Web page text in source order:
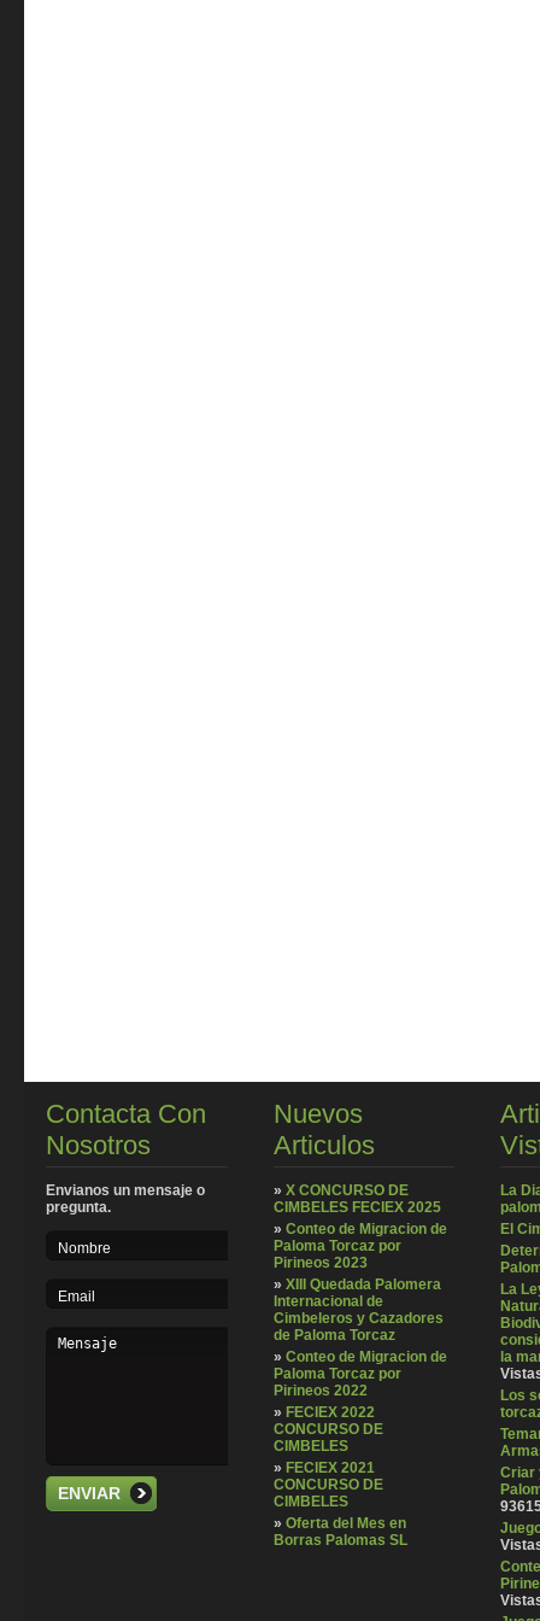
Contacta Con
Nosotros
Envianos un mensaje o
pregunta.
ENVIAR
Nuevos
Articulos
» X CONCURSO DE
CIMBELES FECIEX 2025
» Conteo de Migracion de
Paloma Torcaz por
Pirineos 2023
» XIII Quedada Palomera
Internacional de
Cimbeleros y Cazadores
de Paloma Torcaz
» Conteo de Migracion de
Paloma Torcaz por
Pirineos 2022
» FECIEX 2022
CONCURSO DE
CIMBELES
» FECIEX 2021
CONCURSO DE
CIMBELES
» Oferta del Mes en
Borras Palomas SL
La
El
La
la
Los
Criar